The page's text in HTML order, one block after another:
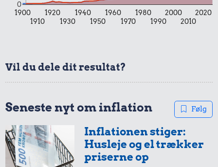
Bil
1/2 kg hakket
oksekød
0,17 kr.
1/3 kg marcipan 7,23 kr.
Sko 1,96 kr.
1900
1910
1920
1930
1940
1950
1960
1970
1980
1990
2000
2010
2020
0
Vil du dele dit resultat?
Seneste nyt om inflation Følg
Inflationen stiger:
Husleje og el trækker
priserne op